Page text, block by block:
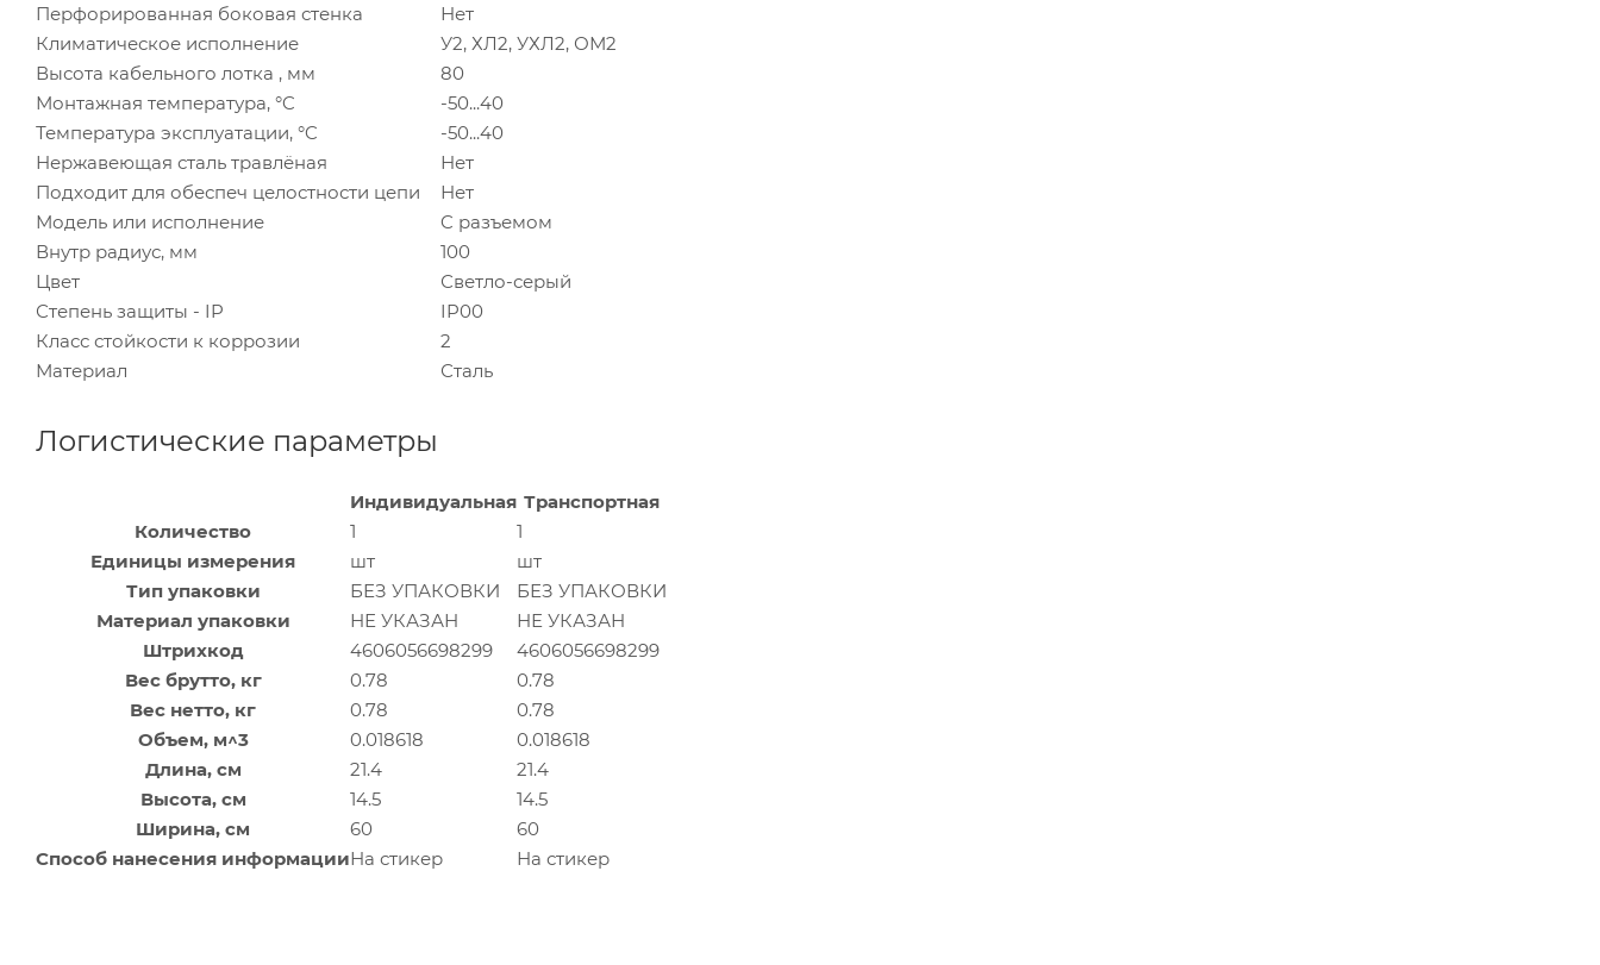
Перфорированная боковая стенка
Нет
Климатическое исполнение
У2, ХЛ2, УХЛ2, ОМ2
Высота кабельного лотка , мм
80
Монтажная температура, °C
-50...40
Температура эксплуатации, °C
-50...40
Нержавеющая сталь травлёная
Нет
Подходит для обеспеч целостности цепи
Нет
Модель или исполнение
C разъемом
Внутр радиус, мм
100
Цвет
Светло-серый
Степень защиты - IP
IP00
Класс стойкости к коррозии
2
Материал
Сталь
Логистические параметры
Индивидуальная Транспортная
Количество
1
1
Единицы измерения
шт
шт
Тип упаковки
БЕЗ УПАКОВКИ
БЕЗ УПАКОВКИ
Материал упаковки
НЕ УКАЗАН
НЕ УКАЗАН
Штрихкод
4606056698299
4606056698299
Вес брутто, кг
0.78
0.78
Вес нетто, кг
0.78
0.78
Объем, м^3
0.018618
0.018618
Длина, см
21.4
21.4
Высота, см
14.5
14.5
Ширина, см
60
60
Способ нанесения информацииНа стикер На стикер